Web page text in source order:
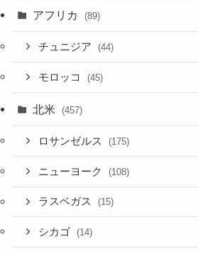
アフリカ (89)
チュニジア (44)
モロッコ (45)
北米 (457)
ロサンゼルス (175)
ニューヨーク (108)
ラスベガス (15)
シカゴ (14)